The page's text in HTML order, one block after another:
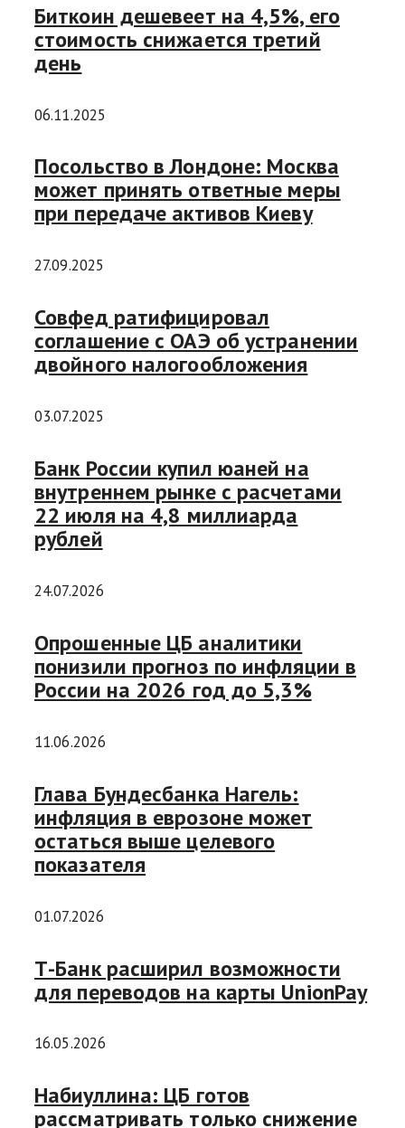
Биткоин дешевеет на 4,5%, его
стоимость снижается третий
день
06.11.2025
Посольство в Лондоне: Москва
может принять ответные меры
при передаче активов Киеву
27.09.2025
Совфед ратифицировал
соглашение с ОАЭ об устранении
двойного налогообложения
03.07.2025
Банк России купил юаней на
внутреннем рынке с расчетами
22 июля на 4,8 миллиарда
рублей
24.07.2026
Опрошенные ЦБ аналитики
понизили прогноз по инфляции в
России на 2026 год до 5,3%
11.06.2026
Глава Бундесбанка Нагель:
инфляция в еврозоне может
остаться выше целевого
показателя
01.07.2026
Т-Банк расширил возможности
для переводов на карты UnionPay
16.05.2026
Набиуллина: ЦБ готов
рассматривать только снижение